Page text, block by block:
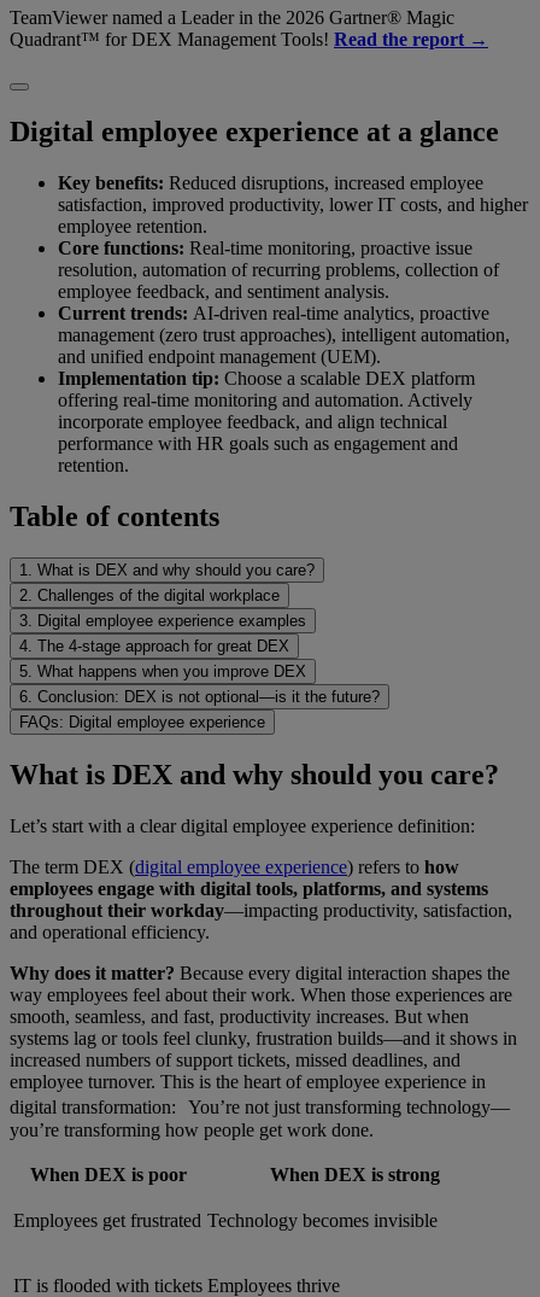
TeamViewer named a Leader in the 2026 Gartner® Magic
Quadrant™ for DEX Management Tools! Read the report →
Digital employee experience at a glance
Key benefits: Reduced disruptions, increased employee
satisfaction, improved productivity, lower IT costs, and higher
employee retention.
Core functions: Real-time monitoring, proactive issue
resolution, automation of recurring problems, collection of
employee feedback, and sentiment analysis.
Current trends: AI-driven real-time analytics, proactive
management (zero trust approaches), intelligent automation,
and unified endpoint management (UEM).
Implementation tip: Choose a scalable DEX platform
offering real-time monitoring and automation. Actively
incorporate employee feedback, and align technical
performance with HR goals such as engagement and
retention.
Table of contents
1. What is DEX and why should you care?
2. Challenges of the digital workplace
3. Digital employee experience examples
4. The 4-stage approach for great DEX
5. What happens when you improve DEX
6. Conclusion: DEX is not optional—is it the future?
FAQs: Digital employee experience
What is DEX and why should you care?
Let’s start with a clear digital employee experience definition:
The term DEX (digital employee experience) refers to how
employees engage with digital tools, platforms, and systems
throughout their workday—impacting productivity, satisfaction,
and operational efficiency.
Why does it matter? Because every digital interaction shapes the
way employees feel about their work. When those experiences are
smooth, seamless, and fast, productivity increases. But when
systems lag or tools feel clunky, frustration builds—and it shows in
increased numbers of support tickets, missed deadlines, and
employee turnover. This is the heart of employee experience in
digital transformation: You’re not just transforming technology—
you’re transforming how people get work done.
When DEX is poor When DEX is strong
Employees get frustrated Technology becomes invisible
IT is flooded with tickets Employees thrive